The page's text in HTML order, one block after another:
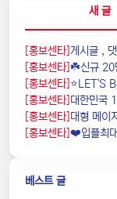
새 글
[홍보센타]게시글 ,
[홍보센타]
[홍보센타]⭐️LET'S
[홍보센타]대한민국️
[홍보센타]대형 메이
[홍보센타]
베스트 글